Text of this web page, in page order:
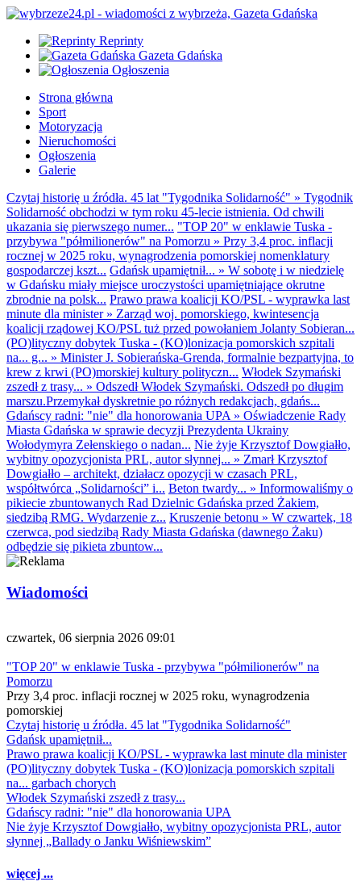
Reprinty
Gazeta Gdańska
Ogłoszenia
Strona główna
Sport
Motoryzacja
Nieruchomości
Ogłoszenia
Galerie
Czytaj historię u źródła. 45 lat "Tygodnika Solidarność" » Tygodnik
Solidarność obchodzi w tym roku 45-lecie istnienia. Od chwili
ukazania się pierwszego numer... "TOP 20" w enklawie Tuska -
przybywa "półmilionerów" na Pomorzu » Przy 3,4 proc. inflacji
rocznej w 2025 roku, wynagrodzenia pomorskiej nomenklatury
gospodarczej kszt... Gdańsk upamiętnił... » W sobotę i w niedzielę
w Gdańsku miały miejsce uroczystości upamiętniające okrutne
zbrodnie na polsk... Prawo prawa koalicji KO/PSL - wyprawka last
minute dla minister» Zarząd woj. pomorskiego, kwintesencja
koalicji rządowej KO/PSL tuż przed powołaniem Jolanty Sobieran...
(PO)lityczny dobytek Tuska - (KO)lonizacja pomorskich szpitali
na... g... » Minister J. Sobierańska-Grenda, formalnie bezpartyjna, to
krew z krwi (PO)morskiej kultury polityczn... Włodek Szymański
zszedł z trasy... » Odszedł Włodek Szymański. Odszedł po długim
marszu.Przemykał dyskretnie po różnych redakcjach, gdańs...
Gdańscy radni: "nie" dla honorowania UPA » Oświadczenie Rady
Miasta Gdańska w sprawie decyzji Prezydenta Ukrainy
Wołodymyra Zełenskiego o nadan... Nie żyje Krzysztof Dowgiałło,
wybitny opozycjonista PRL, autor słynnej... » Zmarł Krzysztof
Dowgiałło – architekt, działacz opozycji w czasach PRL,
współtwórca „Solidarności” i... Beton twardy... » Informowaliśmy o
pikiecie zbuntowanych Rad Dzielnic Gdańska przed Żakiem,
siedzibą RMG. Wydarzenie z... Kruszenie betonu » W czwartek, 18
czerwca, pod siedzibą Rady Miasta Gdańska (dawnego Żaku)
odbędzie się pikieta zbuntow...
Wiadomości
czwartek, 06 sierpnia 2026 09:01
"TOP 20" w enklawie Tuska - przybywa "półmilionerów" na
Pomorzu
Przy 3,4 proc. inflacji rocznej w 2025 roku, wynagrodzenia
pomorskiej
Czytaj historię u źródła. 45 lat "Tygodnika Solidarność"
Gdańsk upamiętnił...
Prawo prawa koalicji KO/PSL - wyprawka last minute dla minister
(PO)lityczny dobytek Tuska - (KO)lonizacja pomorskich szpitali
na... garbach chorych
Włodek Szymański zszedł z trasy...
Gdańscy radni: "nie" dla honorowania UPA
Nie żyje Krzysztof Dowgiałło, wybitny opozycjonista PRL, autor
słynnej „Ballady o Janku Wiśniewskim”
więcej ...